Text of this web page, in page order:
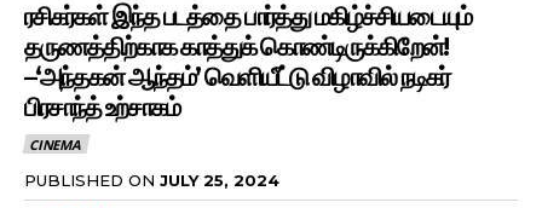
ரசிகர்கள் இந்த படத்தை பார்த்து மகிழ்ச்சியடையும்
தருணத்திற்காக காத்துக் கொண்டிருக்கிறேன்!
–‘அந்தகன் ஆந்தம்’ வெளியீட்டு விழாவில் நடிகர்
பிரசாந்த் உற்சாகம்
CINEMA
PUBLISHED ON JULY 25, 2024